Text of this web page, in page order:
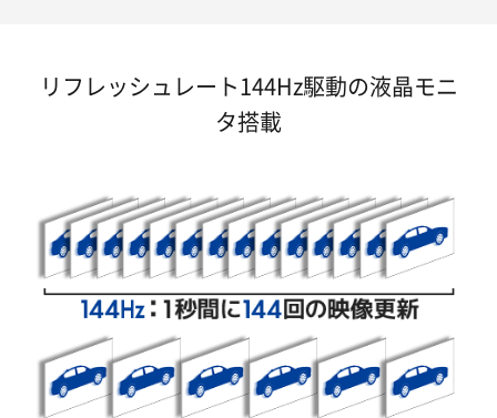
リフレッシュレート144Hz駆動の液晶モニ
タ搭載